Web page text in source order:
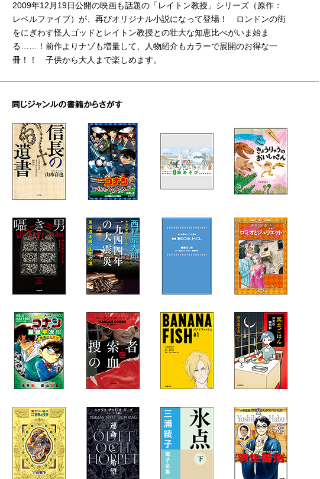
2009年12月19日公開の映画も話題の「レイトン教授」シリーズ（原作：
レベルファイブ）が、再びオリジナル小説になって登場！ ロンドンの街
をにぎわす怪人ゴッドとレイトン教授との壮大な知恵比べがいま始ま
る……！前作よりナゾも増量して、人物紹介もカラーで展開のお得な一
冊！！ 子供から大人まで楽しめます。